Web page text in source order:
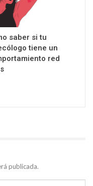
saber si tu
tiene un
red
publicada.